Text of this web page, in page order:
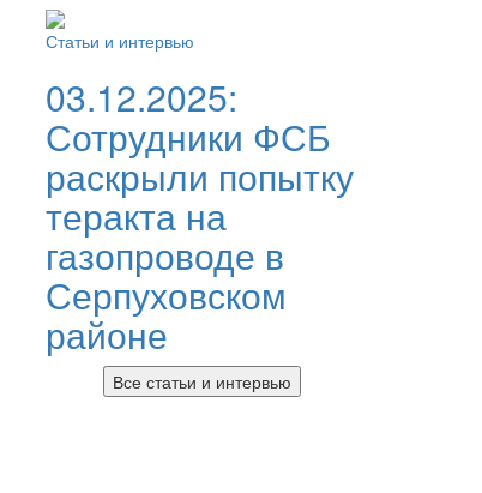
Статьи и интервью
03.12.2025:
Сотрудники ФСБ
раскрыли попытку
теракта на
газопроводе в
Серпуховском
районе
Все статьи и интервью